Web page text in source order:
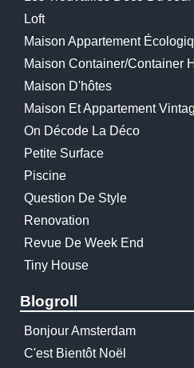
Loft
Maison Appartement
Maison Container/container
Maison D'hôtes
Maison Et Appartement
On Décode La Déco
Petite Surface
Piscine
Question De Style
Renovation
Revue De Week End
Tiny House
Blogroll
Bonjour Amsterdam
C'est Bientôt Noël